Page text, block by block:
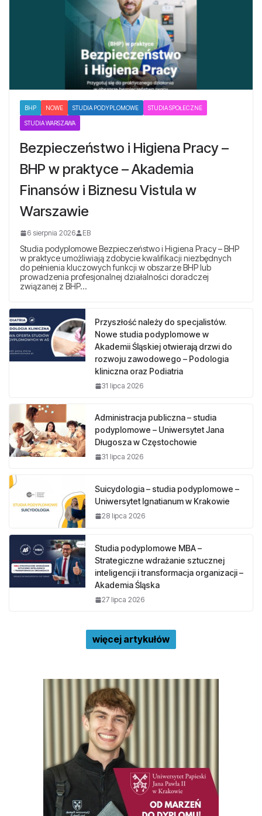
BHP NOWE STUDIA PODYPLOMOWE STUDIA SPOŁECZNE
STUDIA WARSZAWA
Bezpieczeństwo i Higiena Pracy –
BHP w praktyce – Akademia
Finansów i Biznesu Vistula w
Warszawie
6 sierpnia 2026 EB
Studia podyplomowe Bezpieczeństwo i Higiena Pracy – BHP
w praktyce umożliwiają zdobycie kwalifikacji niezbędnych
do pełnienia kluczowych funkcji w obszarze BHP lub
prowadzenia profesjonalnej działalności doradczej
związanej z BHP…
Przyszłość należy do specjalistów.
Nowe studia podyplomowe w
Akademii Śląskiej otwierają drzwi do
rozwoju zawodowego – Podologia
kliniczna oraz Podiatria
31 lipca 2026
Administracja publiczna – studia
podyplomowe – Uniwersytet Jana
Długosza w Częstochowie
31 lipca 2026
Suicydologia – studia podyplomowe –
Uniwersytet Ignatianum w Krakowie
28 lipca 2026
Studia podyplomowe MBA –
Strategiczne wdrażanie sztucznej
inteligencji i transformacja organizacji –
Akademia Śląska
27 lipca 2026
więcej artykułów